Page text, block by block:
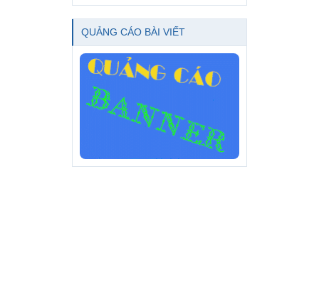
QUẢNG CÁO BÀI VIẾT